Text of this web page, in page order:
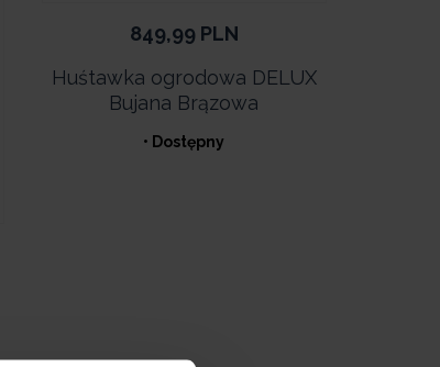
849,99 PLN
Huśtawka ogrodowa DELUX
Bujana Brązowa
• Dostępny